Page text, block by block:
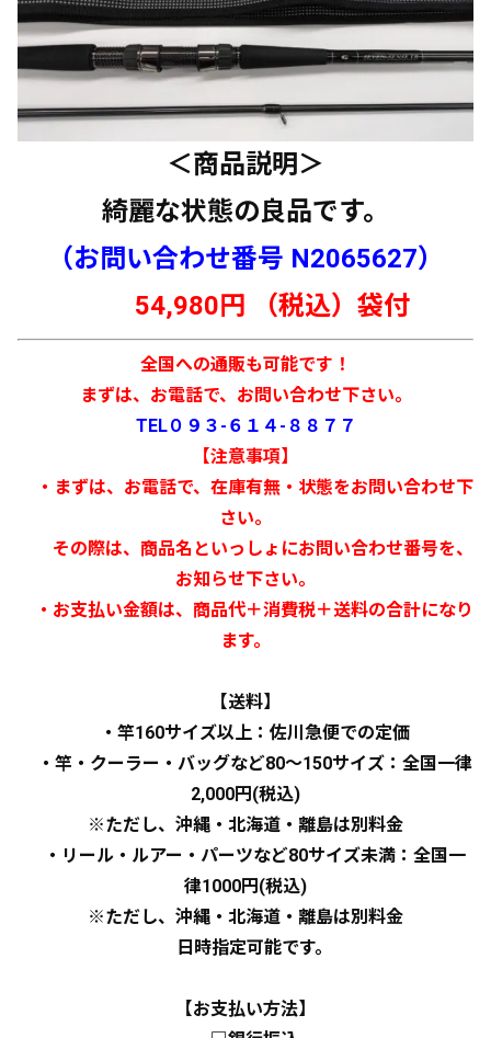
＜商品説明＞
綺麗な状態の良品です。
（お問い合わせ番号 N2065627）
54,980円 （税込）袋付
全国への通販も可能です！
まずは、お電話で、お問い合わせ下さい。
TEL０９３-６１４-８８７７
【注意事項】
・まずは、お電話で、在庫有無・状態をお問い合わせ下
さい。
その際は、商品名といっしょにお問い合わせ番号を、
お知らせ下さい。
・お支払い金額は、商品代＋消費税＋送料の合計になり
ます。
【送料】
・竿160サイズ以上：佐川急便での定価
・竿・クーラー・バッグなど80～150サイズ：全国一律
2,000円(税込)
※ただし、沖縄・北海道・離島は別料金
・リール・ルアー・パーツなど80サイズ未満：全国一
律1000円(税込)
※ただし、沖縄・北海道・離島は別料金
日時指定可能です。
【お支払い方法】